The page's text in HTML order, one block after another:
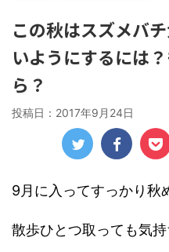
この秋はスズメバ
いようにするには
ら？
投稿日： 2017年9月24日
9月に入ってすっかり秋
散歩ひとつ取っても気持